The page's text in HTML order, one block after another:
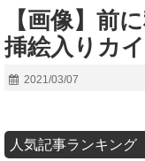
【画像】前
挿絵入りカ
2021/03/07
人気記事ランキング